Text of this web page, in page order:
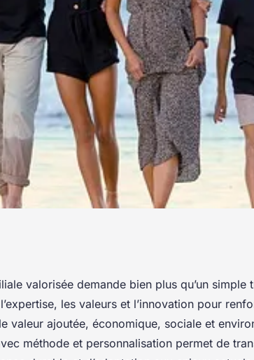
valorisée demande bien plus qu’un simple
les valeurs et l’innovation pour
valeur ajoutée, économique, sociale et
méthode et personnalisation permet de